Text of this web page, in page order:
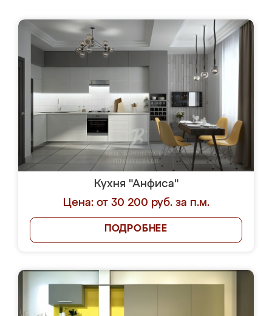
Кухня "Анфиса"
Цена: от 30 200 руб. за п.м.
ПОДРОБНЕЕ